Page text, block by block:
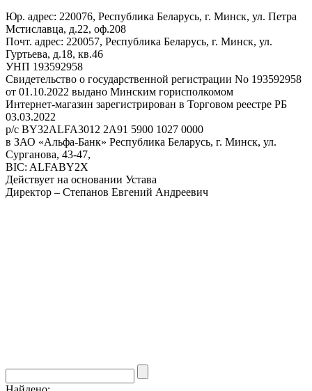
Юр. адрес: 220076, Республика Беларусь, г. Минск, ул. Петра
Мстиславца, д.22, оф.208
Почт. адрес: 220057, Республика Беларусь, г. Минск, ул.
Гуртьева, д.18, кв.46
УНП 193592958
Свидетельство о государственной регистрации No 193592958
от 01.10.2022 выдано Минским горисполкомом
Интернет-магазин зарегистрирован в Торговом реестре РБ
03.03.2022
р/с BY32ALFA3012 2A91 5900 1027 0000
в ЗАО «Альфа-Банк» Республика Беларусь, г. Минск, ул.
Сурганова, 43-47,
BIC: ALFABY2X
Действует на основании Устава
Директор – Степанов Евгений Андреевич